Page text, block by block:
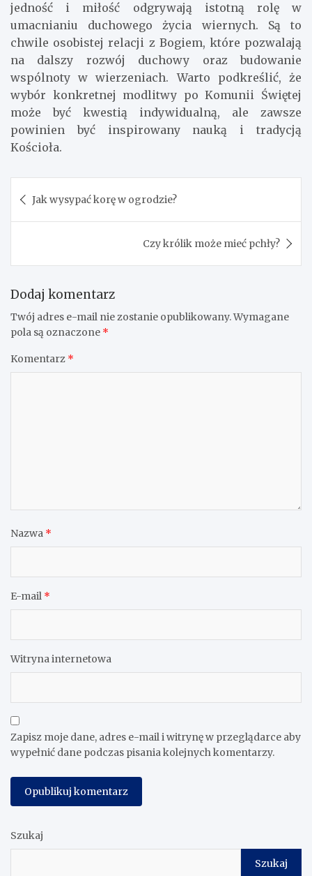
jedność i miłość odgrywają istotną rolę w
umacnianiu duchowego życia wiernych. Są to
chwile osobistej relacji z Bogiem, które pozwalają
na dalszy rozwój duchowy oraz budowanie
wspólnoty w wierzeniach. Warto podkreślić, że
wybór konkretnej modlitwy po Komunii Świętej
może być kwestią indywidualną, ale zawsze
powinien być inspirowany nauką i tradycją
Kościoła.
wpisu
Jak wysypać korę w ogrodzie?
Czy królik może mieć pchły?
Dodaj komentarz
Twój adres e-mail nie zostanie opublikowany.Wymagane
pola są oznaczone *
Komentarz *
Nazwa *
E-mail *
Witryna internetowa
Zapisz moje dane, adres e-mail i witrynę w przeglądarce aby
wypełnić dane podczas pisania kolejnych komentarzy.
Szukaj
Szukaj